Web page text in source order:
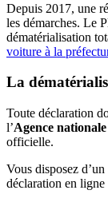
Depuis 2017, une
les démarches. Le
dématérialisation
voiture à la
La
Toute déclaration
l’Agence
officielle.
Vous disposez
déclaration en